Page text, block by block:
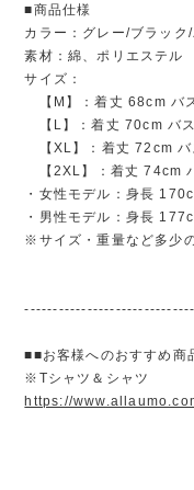
■商品仕様
カラー：グレー/ブラック
素材：綿、ポリエステル
サイズ：
【M】：着丈 68cm バ
【L】：着丈 70cm バ
【XL】：着丈 72cm
【2XL】：着丈 74cm
・女性モデル：身長
・男性モデル：身長
※サイズ・重量など多少
■■お客様へのおすすめ商
※Tシャツ＆シャツ
https://